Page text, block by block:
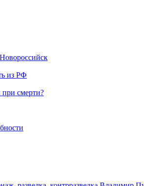
из РФ
смерти?